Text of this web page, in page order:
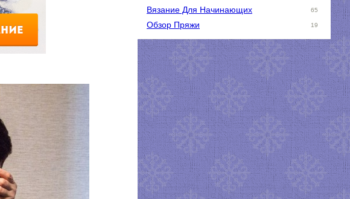
Вязание Для Начинающих 65
Обзор Пряжи 19